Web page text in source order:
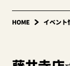
HOME イベント